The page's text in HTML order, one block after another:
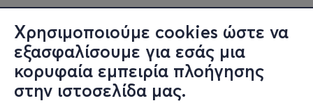
Χρησιμοποιούμε cookies ώστε να
εξασφαλίσουμε για εσάς μια
κορυφαία εμπειρία πλοήγησης
στην ιστοσελίδα μας.